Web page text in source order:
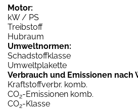
Motor:
kW / PS
Treibstoff
Hubraum
Umweltnormen:
Schadstoffklasse
Umweltplakette
Verbrauch und Emissionen nach
Kraftstoffverbr. komb.
CO2-Emissionen komb.
CO2-Klasse